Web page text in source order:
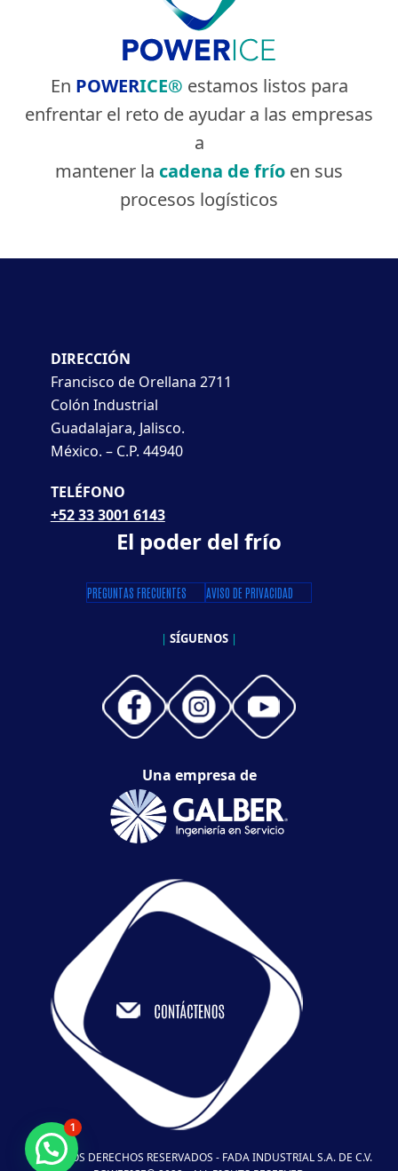
En POWERICE® estamos listos para
enfrentar el reto de ayudar a las empresas
a
mantener la cadena de frío en sus
procesos logísticos
DIRECCIÓN
Francisco de Orellana 2711
Colón Industrial
Guadalajara, Jalisco.
México. – C.P. 44940
TELÉFONO
+52 33 3001 6143
El poder del frío
PREGUNTAS FRECUENTES AVISO DE PRIVACIDAD
| SÍGUENOS |
Una empresa de
TODOS LOS DERECHOS RESERVADOS - FADA INDUSTRIAL S.A. DE C.V.
1